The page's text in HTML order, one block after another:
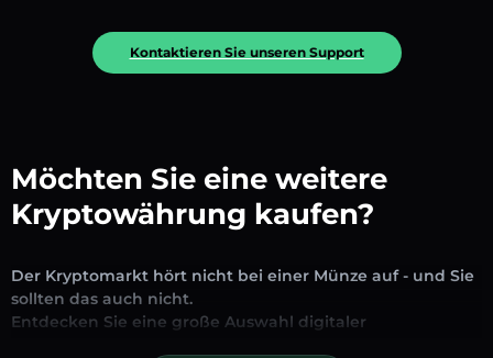
Kontaktieren Sie unseren Support
Möchten Sie eine weitere
Kryptowährung kaufen?
Der Kryptomarkt hört nicht bei einer Münze auf - und Sie
sollten das auch nicht.
Entdecken Sie eine große Auswahl digitaler